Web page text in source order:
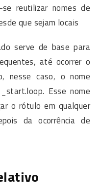
reutilizar nomes de
que sejam locais
serve de base para
até ocorrer o
nesse caso, o nome
Esse nome
o rótulo em qualquer
da ocorrência de